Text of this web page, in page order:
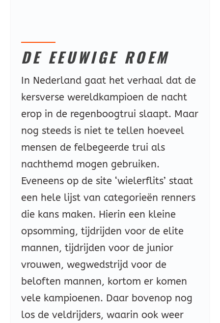
DE EEUWIGE ROEM
In Nederland gaat het verhaal dat de
kersverse wereldkampioen de nacht
erop in de regenboogtrui slaapt. Maar
nog steeds is niet te tellen hoeveel
mensen de felbegeerde trui als
nachthemd mogen gebruiken.
Eveneens op de site ‘wielerflits’ staat
een hele lijst van categorieën renners
die kans maken. Hierin een kleine
opsomming, tijdrijden voor de elite
mannen, tijdrijden voor de junior
vrouwen, wegwedstrijd voor de
beloften mannen, kortom er komen
vele kampioenen. Daar bovenop nog
los de veldrijders, waarin ook weer